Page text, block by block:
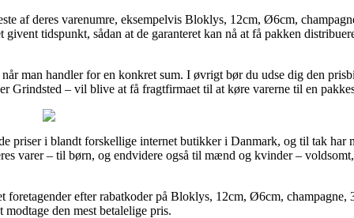
af deres varenumre, eksempelvis Bloklys, 12cm, Ø6cm,
tidspunkt, sådan at de garanteret kan nå at få pakken
man handler for en konkret sum. I øvrigt bør du udse dig den
– vil blive at få fragtfirmaet til at køre varerne til en
priser i blandt forskellige internet butikker i Danmark, og til tak har
varer – til børn, og endvidere også til mænd og kvinder –
efter rabatkoder på Bloklys, 12cm, Ø6cm, champagne,
den mest betalelige pris.